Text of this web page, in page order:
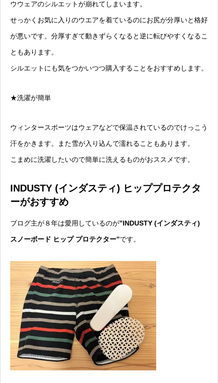
ウウェアのシルエットが崩れてしまいます。
せっかくお気に入りのウエアを着ているのにお尻が分厚いと格好
が悪いです。分厚すぎて動きずらくなると逆に転びやすくなるこ
ともあります。
シルエットにも気をつかいつつ購入することをおすすめします。
★洗濯が簡単
ウィンタースポーツはウェアなどで保温されているのでけっこう
汗をかきます。また雪が入り込んで濡れることもあります。
こまめに洗濯したいので簡単に洗えるものがおススメです。
INDUSTY (インダスティ) ヒッププロテクタ
ーがおすすめ
ブログ主が８年は愛用しているのが”INDUSTY (インダスティ)
スノーボード ヒップ プロテクター”です。